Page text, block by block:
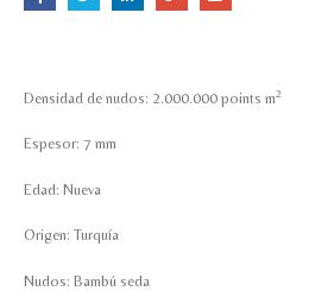
Densidad de nudos: 2.000.000 points m2
Espesor: 7 mm
Edad: Nueva
Origen: Turquía
Nudos: Bambú seda